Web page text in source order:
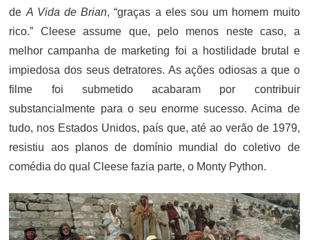
de A Vida de Brian, “graças a eles sou um homem muito
rico.” Cleese assume que, pelo menos neste caso, a
melhor campanha de marketing foi a hostilidade brutal e
impiedosa dos seus detratores. As ações odiosas a que o
filme foi submetido acabaram por contribuir
substancialmente para o seu enorme sucesso. Acima de
tudo, nos Estados Unidos, país que, até ao verão de 1979,
resistiu aos planos de domínio mundial do coletivo de
comédia do qual Cleese fazia parte, o Monty Python.